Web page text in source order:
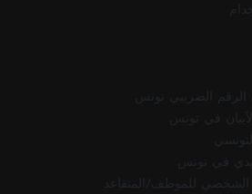
الضريبي تونس
في تونس
في تونس
للموظف/المتقاعد